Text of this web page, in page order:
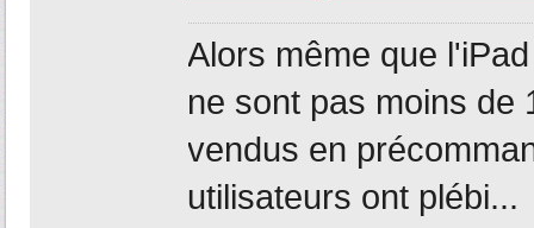
Alors même que
ne sont pas moins de
vendus en
utilisateurs ont plébi...